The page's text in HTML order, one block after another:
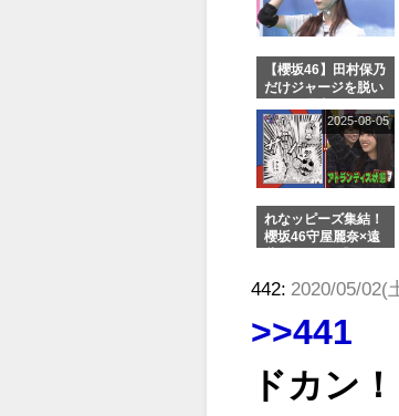
【櫻坂46】田村保乃
だけジャージを脱い
れなッピーズ集結！
櫻坂46守屋麗奈×遠
ジオ出演決定
2025-08-05
442: 2020/05/02(
>>441
ドカン